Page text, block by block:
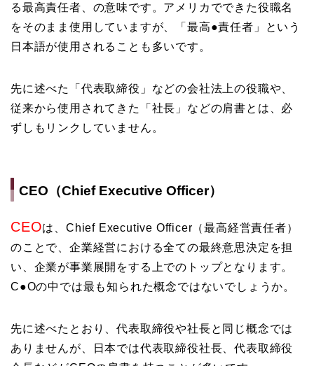
る最高責任者、の意味です。アメリカでできた役職名
をそのまま使用していますが、「最高●責任者」という
日本語が使用されることも多いです。
先に述べた「代表取締役」などの会社法上の役職や、
従来から使用されてきた「社長」などの肩書とは、必
ずしもリンクしていません。
CEO（Chief Executive Officer）
CEOは、Chief Executive Officer（最高経営責任者）
のことで、企業経営における全ての最終意思決定を担
い、企業が事業展開をする上でのトップとなります。
C●Oの中では最も知られた概念ではないでしょうか。
先に述べたとおり、代表取締役や社長と同じ概念では
ありませんが、日本では代表取締役社長、代表取締役